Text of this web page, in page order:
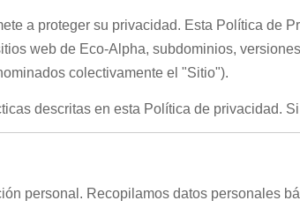
a proteger su privacidad. Esta Política de
web de Eco-Alpha, subdominios,
colectivamente el "Sitio").
descritas en esta Política de privacidad.
personal. Recopilamos datos personales